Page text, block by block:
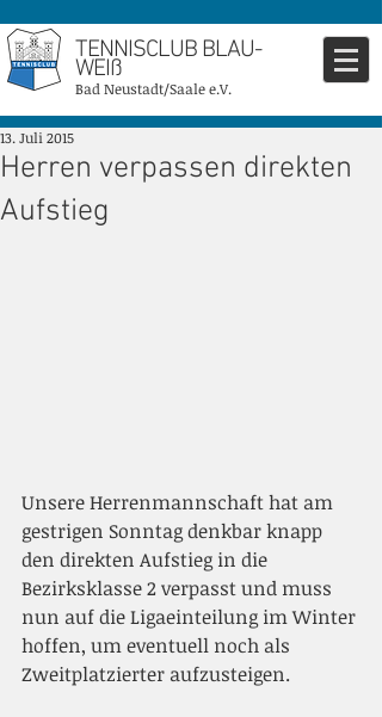
TENNISCLUB BLAU-
WEIß
Bad Neustadt/Saale e.V.
Herren verpassen direkten
Aufstieg
13. Juli 2015
Unsere Herrenmannschaft hat am
gestrigen Sonntag denkbar knapp
den direkten Aufstieg in die
Bezirksklasse 2 verpasst und muss
nun auf die Ligaeinteilung im Winter
hoffen, um eventuell noch als
Zweitplatzierter aufzusteigen.